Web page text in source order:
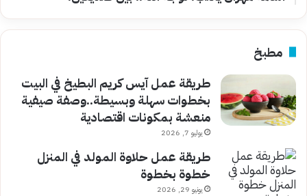
مطبخ
طريقة عمل آيس كريم البطيخ في البيت
بخطوات سهلة وبسيطة..وصفة صيفية
منعشة بمكونات اقتصادية
يوليو 7, 2026
طريقة عمل حلاوة المولد في المنزل
خطوة بخطوة
يونيو 29, 2026